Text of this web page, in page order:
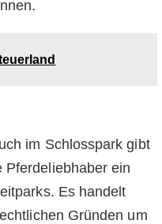
im Schlosspark gibt
Pferdeliebhaber ein
Es handelt
Gründen um